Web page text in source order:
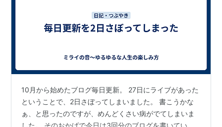
10月から始めたブログ毎日更新。 27日にライブがあった
ということで、2日さぼってしまいました。 書こうかな
ぁ、と思ったのですが、めんどくさい病がでてしまいま
した。 そのおかげで今日は3回分のブログを書いてい